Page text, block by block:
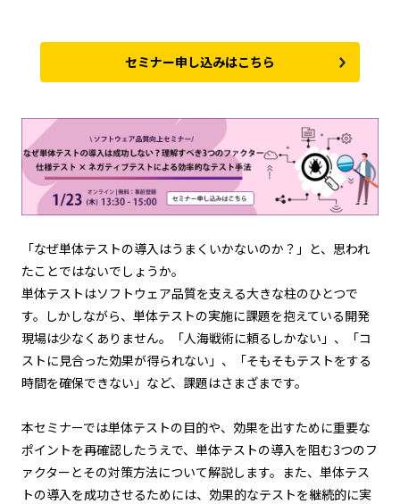
セミナー申し込みはこちら
「なぜ単体テストの導入はうまくいかないのか？」と、思われ
たことではないでしょうか。
単体テストはソフトウェア品質を支える大きな柱のひとつで
す。しかしながら、単体テストの実施に課題を抱えている開発
現場は少なくありません。「人海戦術に頼るしかない」、「コ
ストに見合った効果が得られない」、「そもそもテストをする
時間を確保できない」など、課題はさまざまです。
本セミナーでは単体テストの目的や、効果を出すために重要な
ポイントを再確認したうえで、単体テストの導入を阻む3つのフ
ァクターとその対策方法について解説します。また、単体テス
トの導入を成功させるためには、効果的なテストを継続的に実